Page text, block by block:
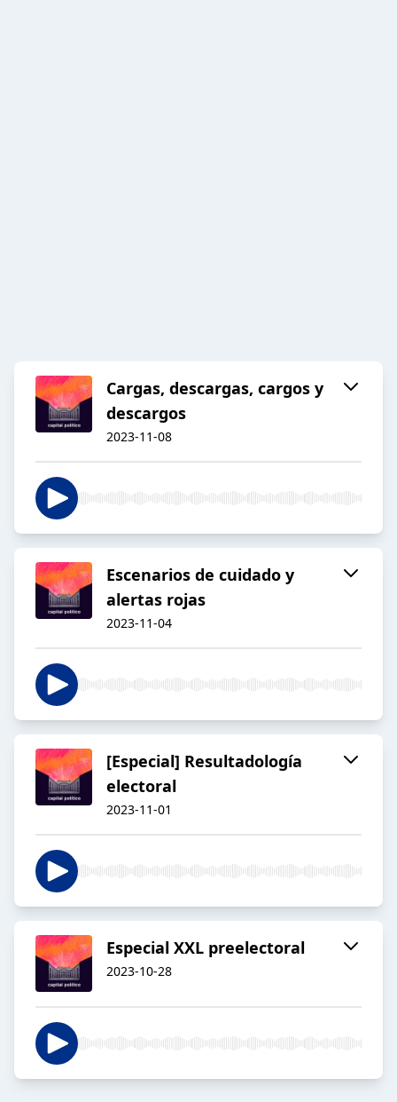
Cargas, descargas, cargos y
descargos
2023-11-08
Escenarios de cuidado y
alertas rojas
2023-11-04
[Especial] Resultadología
electoral
2023-11-01
Especial XXL preelectoral
2023-10-28